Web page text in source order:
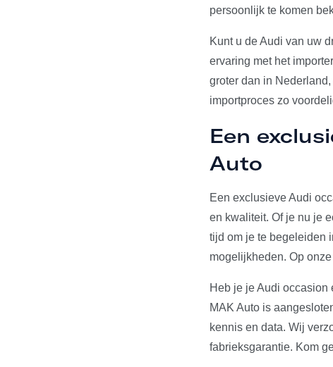
persoonlijk te komen
Kunt u de Audi van uw
ervaring met het
groter dan in
importproces zo
Een
Auto
Een exclusieve Audi
en kwaliteit. Of je nu je
tijd om je te begeleiden
mogelijkheden. Op
Heb je je Audi
MAK Auto is
kennis en data. Wij
fabrieksgarantie. Kom